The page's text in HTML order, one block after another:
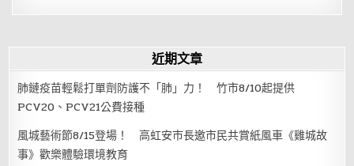
近期文章
肺鏈疫苗輕鬆打單劑防護不「肺」力！ 竹市8/10起提供
PCV20、PCV21公費接種
風城藝術節8/15登場！ 高虹安市長邀市民共賞紙風車《雞城故
事》歡樂體驗環境教育